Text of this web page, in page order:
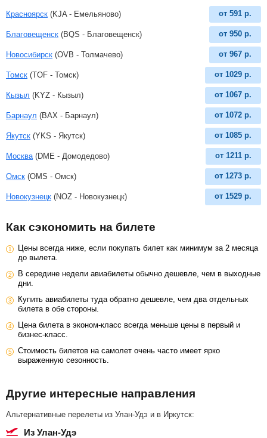
Красноярск (KJA - Емельяново) от 591 р.
Благовещенск (BQS - Благовещенск) от 950 р.
Новосибирск (OVB - Толмачево) от 967 р.
Томск (TOF - Томск) от 1029 р.
Кызыл (KYZ - Кызыл) от 1067 р.
Барнаул (BAX - Барнаул) от 1072 р.
Якутск (YKS - Якутск) от 1085 р.
Москва (DME - Домодедово) от 1211 р.
Омск (OMS - Омск) от 1273 р.
Новокузнецк (NOZ - Новокузнецк) от 1529 р.
Как сэкономить на билете
Цены всегда ниже, если покупать билет как минимум за 2 месяца
до вылета.
В середине недели авиабилеты обычно дешевле, чем в выходные
дни.
Купить авиабилеты туда обратно дешевле, чем два отдельных
билета в обе стороны.
Цена билета в эконом-класс всегда меньше цены в первый и
бизнес-класс.
Стоимость билетов на самолет очень часто имеет ярко
выраженную сезонность.
Другие интересные направления
Альтернативные перелеты из Улан-Удэ и в Иркутск:
из Улан-Удэ